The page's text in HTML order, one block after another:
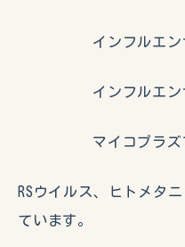
インフルエンザＡ
インフルエンザＢ
マイコプラズマ感
RSウイルス、ヒトメタ
ています。